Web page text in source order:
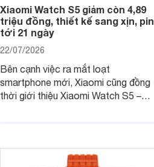
Xiaomi Watch S5 giảm còn 4,89
triệu đồng, thiết kế sang xịn, pin
tới 21 ngày
22/07/2026
Bên cạnh việc ra mắt loạt
smartphone mới, Xiaomi cũng đồng
thời giới thiệu Xiaomi Watch S5 –